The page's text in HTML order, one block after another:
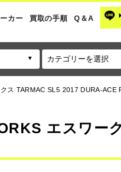
カー 買取の手順 Q＆A
ス TARMAC SL5 2017 DURA-ACE
エスワー